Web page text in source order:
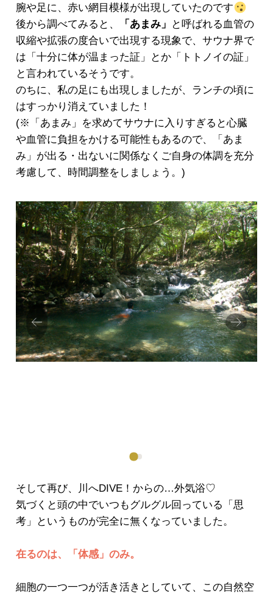
腕や足に、赤い網目模様が出現していたのです
後から調べてみると、
「あまみ」
と呼ばれる血管の
収縮や拡張の度合いで出現する現象で、サウナ界で
は「十分に体が温まった証」とか「トトノイの証」
と言われているそうです。
のちに、私の足にも出現しましたが、ランチの頃に
はすっかり消えていました！
(※「あまみ」を求めてサウナに入りすぎると心臓
や血管に負担をかける可能性もあるので、「あま
み」が出る・出ないに関係なくご自身の体調を充分
考慮して、時間調整をしましょう。)
Prev
ious
Next
そして再び、川へDIVE！からの…外気浴♡
気づくと頭の中でいつもグルグル回っている「思
考」というものが完全に無くなっていました。
在るのは、「体感」のみ。
細胞の一つ一つが活き活きとしていて、この自然空